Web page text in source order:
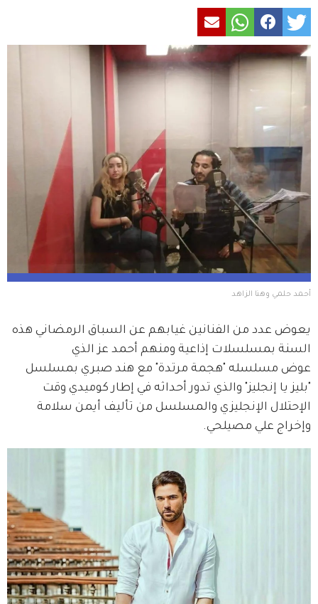
أحمد حلمي وهنا الزاهد
يعوض عدد من الفنانين غيابهم عن السباق الرمضاني هذه
السنة بمسلسلات إذاعية ومنهم أحمد عز الذي
عوض مسلسله "هجمة مرتدة" مع هند صبري بمسلسل
"بليز يا إنجليز" والذي تدور أحداثه في إطار كوميدي وقت
الإحتلال الإنجليزي والمسلسل من تأليف أيمن سلامة
وإخراج علي مصيلحي.